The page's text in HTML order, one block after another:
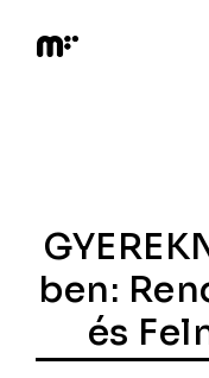
content
ben:
és